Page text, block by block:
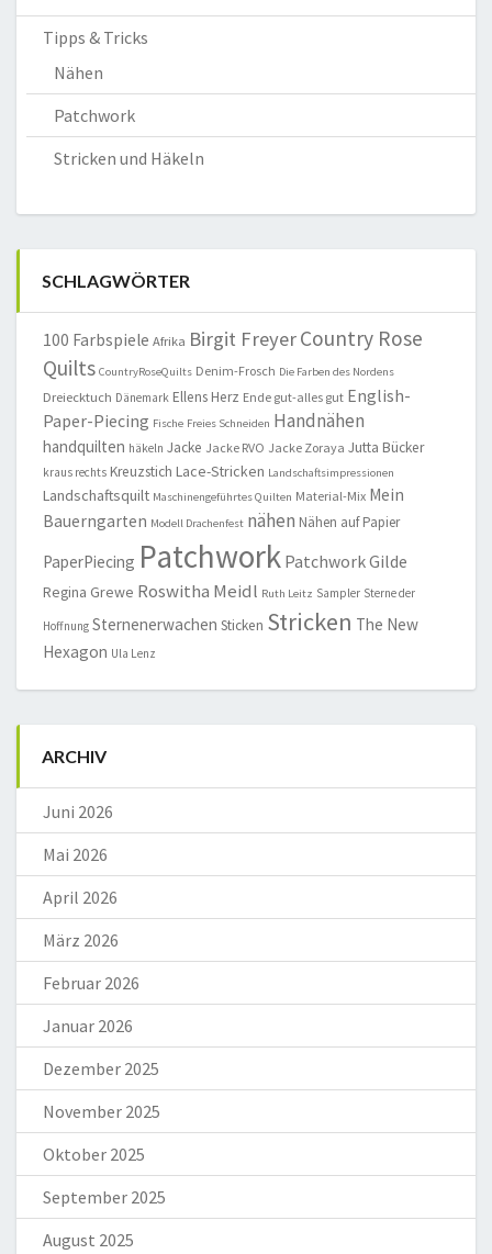
Tipps & Tricks
Nähen
Patchwork
Stricken und Häkeln
SCHLAGWÖRTER
100 Farbspiele Afrika Birgit FreyerCountry Rose
Quilts CountryRoseQuilts Denim-Frosch Die Farben des Nordens
Dreiecktuch Dänemark Ellens Herz Ende gut-alles gut English-
Paper-Piecing Fische Freies Schneiden Handnähen
handquilten häkeln Jacke Jacke RVO Jacke Zoraya Jutta Bücker
kraus rechts Kreuzstich Lace-Stricken Landschaftsimpressionen
Landschaftsquilt Maschinengeführtes Quilten Material-Mix Mein
Bauerngarten Modell Drachenfest nähen Nähen auf Papier
PaperPiecing Patchwork Patchwork Gilde
Regina Grewe Roswitha Meidl Ruth Leitz Sampler Sterne der
Hoffnung Sternenerwachen Sticken Stricken The New
Hexagon Ula Lenz
ARCHIV
Juni 2026
Mai 2026
April 2026
März 2026
Februar 2026
Januar 2026
Dezember 2025
November 2025
Oktober 2025
September 2025
August 2025